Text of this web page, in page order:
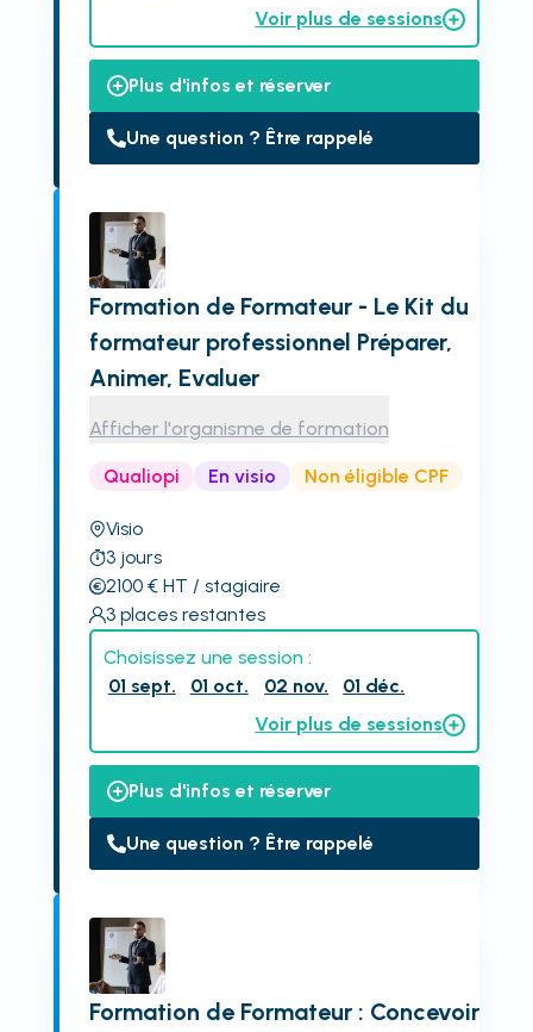
Voir plus de sessions
Plus d'infos et réserver
Une question ? Être rappelé
Formation de Formateur - Le Kit du
formateur professionnel Préparer,
Animer, Evaluer
Afficher l'organisme de formation
Qualiopi En visio Non éligible CPF
Visio
3 jours
2100€ HT / stagiaire
3 places restantes
Choisissez une session :
01 sept.
01 oct. 02 nov.
01 déc.
Voir plus de sessions
Plus d'infos et réserver
Une question ? Être rappelé
Formation de Formateur : Concevoir